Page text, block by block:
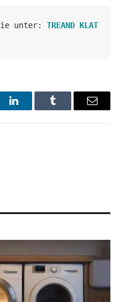
unter: TREAND KLAT
LinkedInTumblr Email